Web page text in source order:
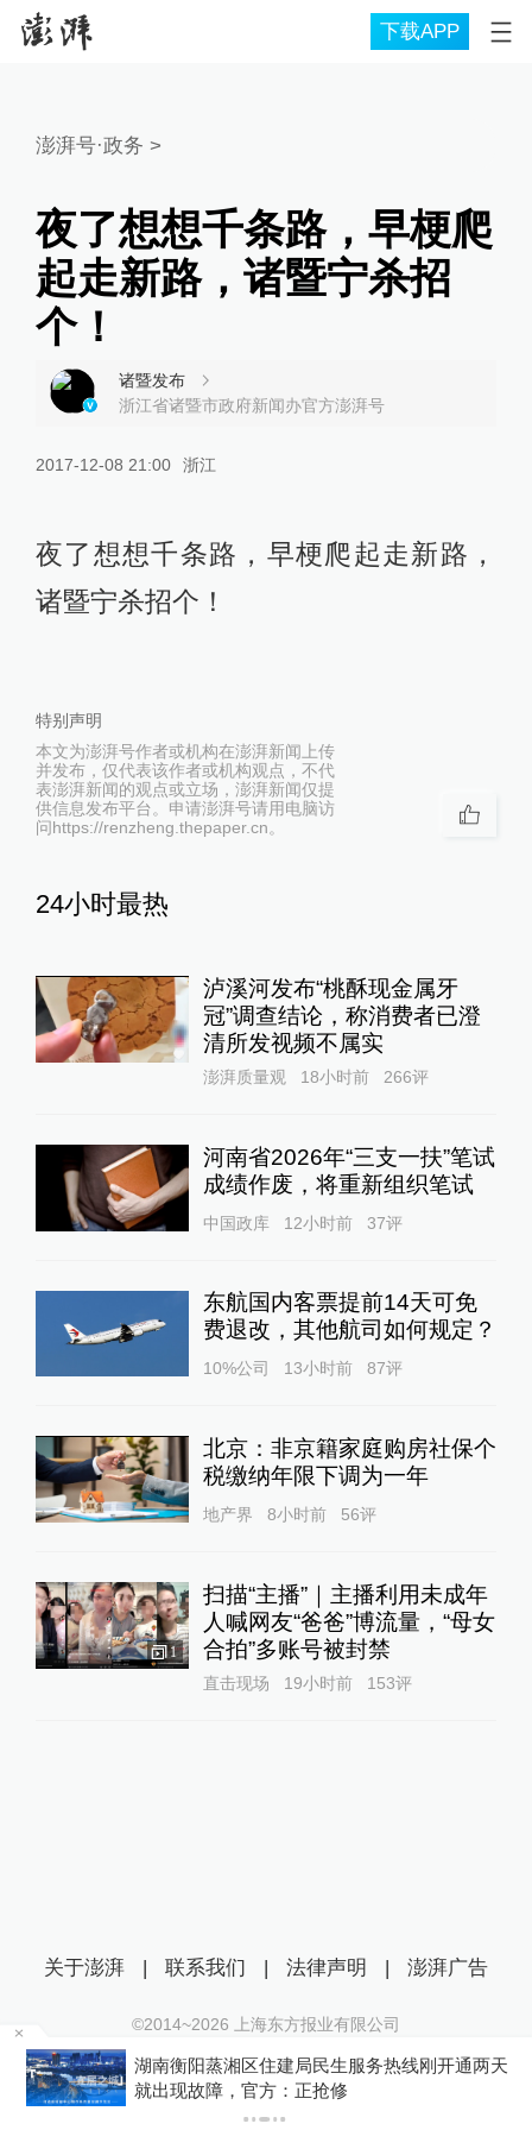
下载APP
澎湃号·政务 >
夜了想想千条路，早梗爬
起走新路，诸暨宁杀招
个！
诸暨发布
浙江省诸暨市政府新闻办官方澎湃号
2017-12-08 21:00 浙江
夜了想想千条路，早梗爬起走新路，
诸暨宁杀招个！
特别声明
本文为澎湃号作者或机构在澎湃新闻上传
并发布，仅代表该作者或机构观点，不代
表澎湃新闻的观点或立场，澎湃新闻仅提
供信息发布平台。申请澎湃号请用电脑访
问https://renzheng.thepaper.cn。
24小时最热
泸溪河发布“桃酥现金属牙
冠”调查结论，称消费者已澄
清所发视频不属实
澎湃质量观 18小时前 266评
河南省2026年“三支一扶”笔试
成绩作废，将重新组织笔试
中国政库 12小时前 37评
东航国内客票提前14天可免
费退改，其他航司如何规定？
10%公司 13小时前 87评
北京：非京籍家庭购房社保个
税缴纳年限下调为一年
地产界 8小时前 56评
1
扫描“主播”｜主播利用未成年
人喊网友“爸爸”博流量，“母女
合拍”多账号被封禁
直击现场 19小时前 153评
湖南衡阳蒸湘区住建局民生服务热线刚开通两天
就出现故障，官方：正抢修
关于澎湃 | 联系我们 | 法律声明 | 澎湃广告
©2014~2026 上海东方报业有限公司
沪ICP证：沪B2-20170116 | 沪ICP备14003370号
互联网新闻信息服务许可证：31120170006
沪公网安备 31010602000299号